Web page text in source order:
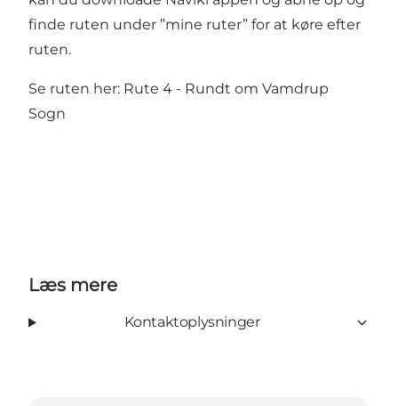
finde ruten under ”mine ruter” for at køre efter
ruten.
Se ruten her: Rute 4 - Rundt om Vamdrup
Sogn
Læs mere
Kontaktoplysninger